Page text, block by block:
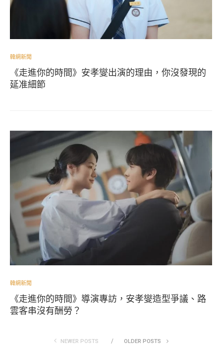
韓網新聞
《走進你的時間》安孝燮出演的理由，你沒發現的
延准細節
韓網新聞
《走進你的時間》導演專訪，安孝燮造型爭議、路
雲客串沒有酬勞？
NEWER POSTS OLDER POSTS